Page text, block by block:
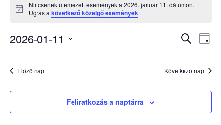
Notice
Nincsenek ütemezett események a 2026. január 11. dátumon.
Ugrás a következő közelgő események.
és
nézet
Keresett
Nap
2026-01-11
kiválasztása.
Előző nap Következő nap
Feliratkozás a naptárra